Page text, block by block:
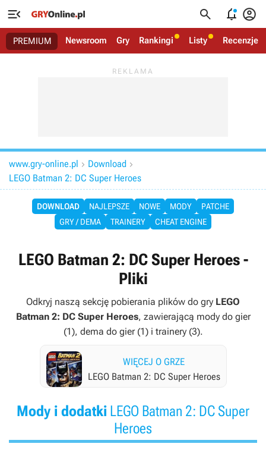
   
PREMIUM Newsroom Gry Rankingi Listy Recenzje
www.gry-online.pl  Download 
LEGO Batman 2: DC Super Heroes
DOWNLOAD NAJLEPSZE NOWE MODY
PATCHE
GRY / DEMA
TRAINERY CHEAT ENGINE
LEGO Batman 2: DC Super Heroes -
Pliki
Odkryj naszą sekcję pobierania plików do gry LEGO
Batman 2: DC Super Heroes, zawierającą mody do gier
(1), dema do gier (1) i trainery (3).
WIĘCEJ O GRZE
LEGO Batman 2: DC Super Heroes
Mody i dodatki LEGO Batman 2: DC Super
Heroes